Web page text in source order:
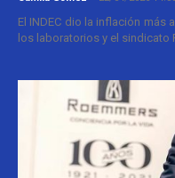
El INDEC dio la inflación más
los laboratorios y el sindicato